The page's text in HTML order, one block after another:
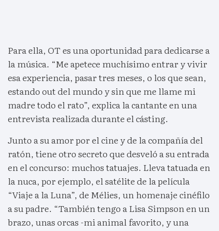
Para ella, OT es una oportunidad para dedicarse a
la música. “Me apetece muchísimo entrar y vivir
esa experiencia, pasar tres meses, o los que sean,
estando out del mundo y sin que me llame mi
madre todo el rato”, explica la cantante en una
entrevista realizada durante el cásting.
Junto a su amor por el cine y de la compañía del
ratón, tiene otro secreto que desveló a su entrada
en el concurso: muchos tatuajes. Lleva tatuada en
la nuca, por ejemplo, el satélite de la película
“Viaje a la Luna”, de Mélies, un homenaje cinéfilo
a su padre. “También tengo a Lisa Simpson en un
brazo, unas orcas -mi animal favorito, y una